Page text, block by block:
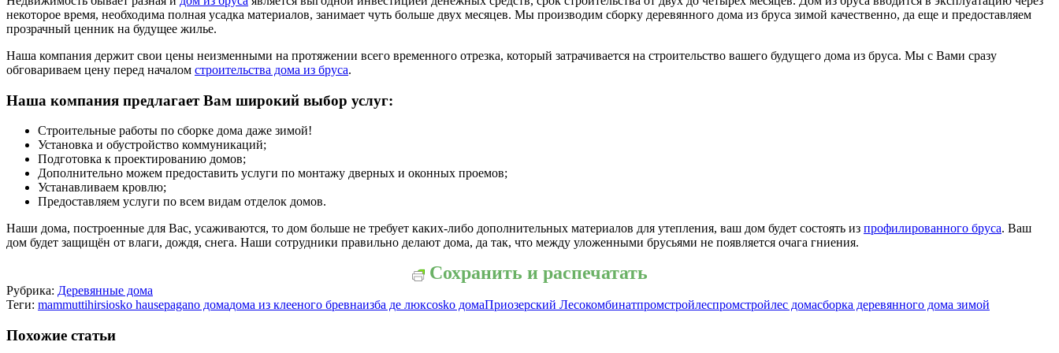
некоторое время, необходима полная усадка материалов, занимает чуть больше двух месяцев. Мы производим сборку деревянного дома из бруса зимой качественно, да еще и предоставляем
прозрачный ценник на будущее жилье.
Наша компания держит свои цены неизменными на протяжении всего временного отрезка, который затрачивается на строительство вашего будущего дома из бруса. Мы с Вами сразу
обговариваем цену перед началом строительства дома из бруса.
Наша компания предлагает Вам широкий выбор услуг:
Строительные работы по сборке дома даже зимой!
Установка и обустройство коммуникаций;
Подготовка к проектированию домов;
Дополнительно можем предоставить услуги по монтажу дверных и оконных проемов;
Устанавливаем кровлю;
Предоставляем услуги по всем видам отделок домов.
Наши дома, построенные для Вас, усаживаются, то дом больше не требует каких-либо дополнительных материалов для утепления, ваш дом будет состоять из профилированного бруса. Ваш
дом будет защищён от влаги, дождя, снега. Наши сотрудники правильно делают дома, да так, что между уложенными брусьями не появляется очага гниения.
Сохранить и распечатать
Рубрика: Деревянные дома
Теги: mammuttihirsiosko hausepagano домадома из клееного бревнаизба де люксоsko домаПриозерский Лесокомбинатпромстройлеспромстройлес домасборка деревянного дома зимой
Похожие статьи